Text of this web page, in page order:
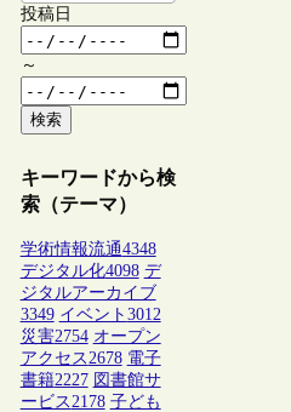
投稿日
～
検索
キーワードから検
索（テーマ）
学術情報流通4348
デジタル化4098 デ
ジタルアーカイブ
3349 イベント 3012
災害2754 オープン
アクセス 2678 電子
書籍2227 図書館サ
ービス 2178 子ども